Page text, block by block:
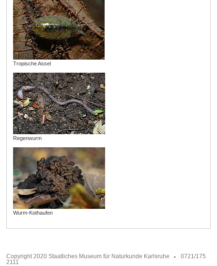
Tropische Assel
Regenwurm
Wurm-Kothaufen
Copyright 2020 Staatliches Museum für Naturkunde Karlsruhe
0721/175
2111